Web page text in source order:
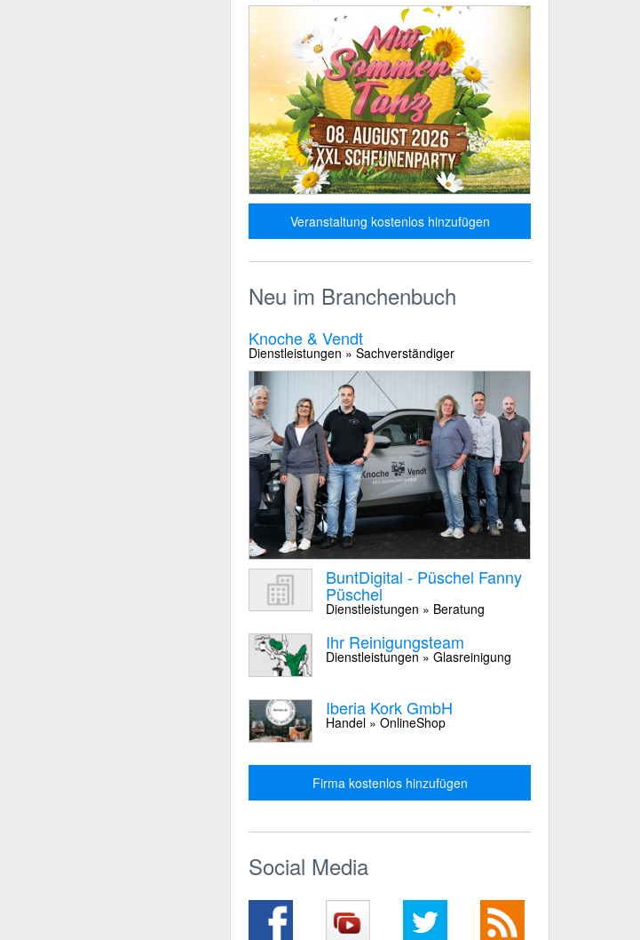
Veranstaltung kostenlos hinzufügen
Neu im Branchenbuch
Knoche & Vendt
Dienstleistungen » Sachverständiger
BuntDigital - Püschel Fanny
Püschel
Dienstleistungen » Beratung
Ihr Reinigungsteam
Dienstleistungen » Glasreinigung
Iberia Kork GmbH
Handel » OnlineShop
Firma kostenlos hinzufügen
Social Media